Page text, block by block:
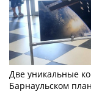
Две уникальные
Барнаульском